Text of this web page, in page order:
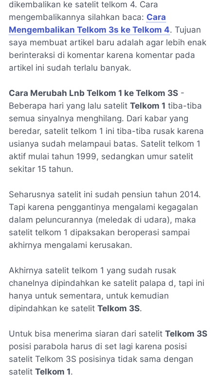
dikembalikan ke satelit telkom 4. Cara
mengembalikannya silahkan baca: Cara
Mengembalikan Telkom 3s ke Telkom 4. Tujuan
saya membuat artikel baru adalah agar lebih enak
berinteraksi di komentar karena komentar pada
artikel ini sudah terlalu banyak.
Cara Merubah Lnb Telkom 1 ke Telkom 3S -
Beberapa hari yang lalu satelit Telkom 1 tiba-tiba
semua sinyalnya menghilang. Dari kabar yang
beredar, satelit telkom 1 ini tiba-tiba rusak karena
usianya sudah melampaui batas. Satelit telkom 1
aktif mulai tahun 1999, sedangkan umur satelit
sekitar 15 tahun.
Seharusnya satelit ini sudah pensiun tahun 2014.
Tapi karena penggantinya mengalami kegagalan
dalam peluncurannya (meledak di udara), maka
satelit telkom 1 dipaksakan beroperasi sampai
akhirnya mengalami kerusakan.
Akhirnya satelit telkom 1 yang sudah rusak
chanelnya dipindahkan ke satelit palapa d, tapi ini
hanya untuk sementara, untuk kemudian
dipindahkan ke satelit Telkom 3S.
Untuk bisa menerima siaran dari satelit Telkom 3S
posisi parabola harus di set lagi karena posisi
satelit Telkom 3S posisinya tidak sama dengan
satelit Telkom 1.